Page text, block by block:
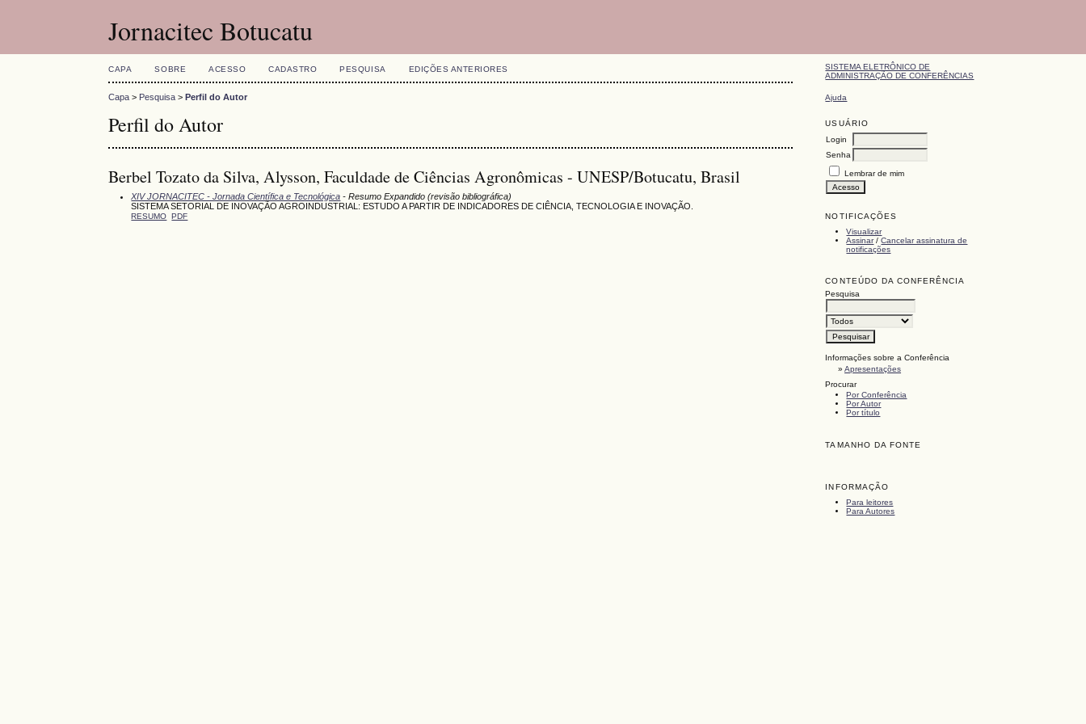
Jornacitec Botucatu
SISTEMA ELETRÔNICO DE
ADMINISTRAÇÃO DE CONFERÊNCIAS
Ajuda
USUÁRIO
Login
Senha
Lembrar de mim
NOTIFICAÇÕES
Visualizar
Assinar/Cancelar assinatura de
notificações
CONTEÚDO DA CONFERÊNCIA
Pesquisa
Informações sobre a Conferência
»Apresentações
Procurar
Por Conferência
Por Autor
Por título
TAMANHO DA FONTE
INFORMAÇÃO
Para leitores
Para Autores
CAPA SOBRE ACESSO CADASTRO PESQUISA EDIÇÕES ANTERIORES
Capa > Pesquisa >Perfil do Autor
Perfil do Autor
Berbel Tozato da Silva, Alysson, Faculdade de Ciências Agronômicas - UNESP/Botucatu, Brasil
XIV JORNACITEC - Jornada Científica e Tecnológica - Resumo Expandido (revisão bibliográfica)
SISTEMA SETORIAL DE INOVAÇÃO AGROINDUSTRIAL: ESTUDO A PARTIR DE INDICADORES DE CIÊNCIA, TECNOLOGIA E INOVAÇÃO.
RESUMO PDF